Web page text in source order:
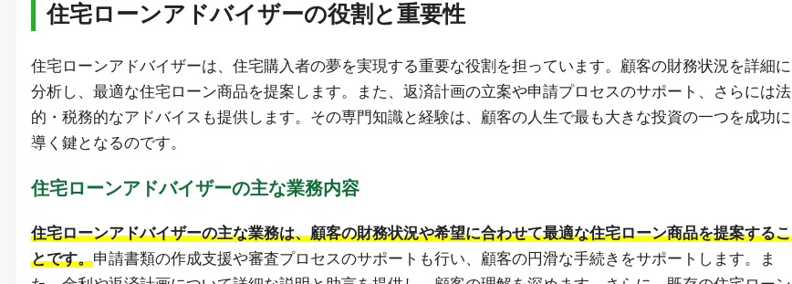
住宅ローンアドバイザーの役割と重要性
住宅ローンアドバイザーは、住宅購入者の夢を実現する重要な役割を担っています。顧客の財務状況を詳細に
分析し、最適な住宅ローン商品を提案します。また、返済計画の立案や申請プロセスのサポート、さらには法
的・税務的なアドバイスも提供します。その専門知識と経験は、顧客の人生で最も大きな投資の一つを成功に
導く鍵となるのです。
住宅ローンアドバイザーの主な業務内容
住宅ローンアドバイザーの主な業務は、顧客の財務状況や希望に合わせて最適な住宅ローン商品を提案するこ
とです。申請書類の作成支援や審査プロセスのサポートも行い、顧客の円滑な手続きをサポートします。ま